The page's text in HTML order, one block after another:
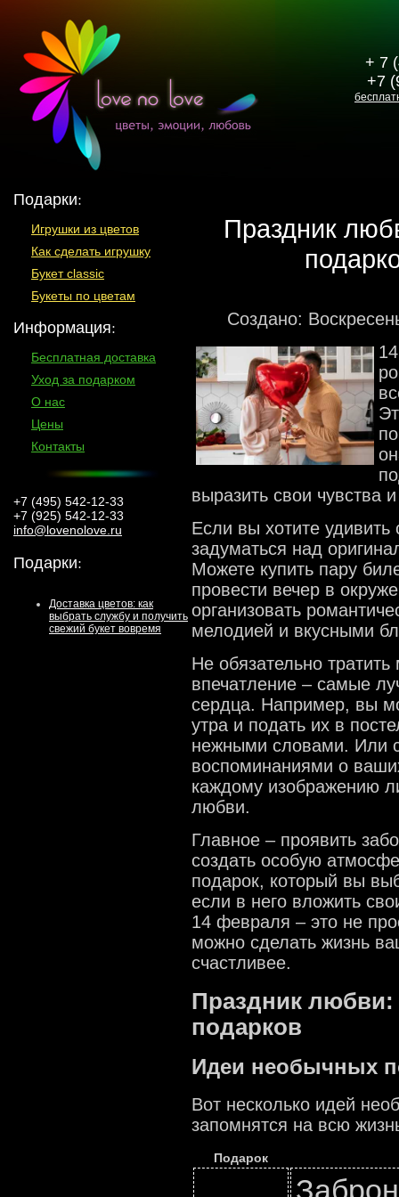
+ 7
+7
Подарки:
Игрушки из цветов
Как сделать игрушку
Букет classic
Букеты по цветам
Информация:
Бесплатная доставка
Уход за подарком
О нас
Цены
Контакты
+7 (495) 542-12-33
+7 (925) 542-12-33
info@lovenolove.ru
Подарки:
Доставка цветов: как
выбрать службу и получить
свежий букет вовремя
Праздник
Создано:
выразить свои чувства
Если вы хотите удивить
задуматься над
Можете купить пару
провести вечер в
организовать
мелодией и вкусными
Не обязательно
впечатление – самые
сердца. Например, вы
утра и подать их в
нежными словами. Или
воспоминаниями о
каждому изображению
любви.
Главное – проявить
создать особую
подарок, который вы
если в него вложить
14 февраля – это не
можно сделать жизнь
счастливее.
Праздник любви:
подарков
Идеи необычных
Вот несколько идей
запомнятся на всю
Подарок